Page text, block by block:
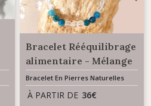
Bracelet Rééquilibrage
alimentaire - Mélange
de pierres naturelles
Bracelet En Pierres Naturelles
À PARTIR DE 36€